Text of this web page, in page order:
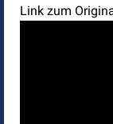
Link zum